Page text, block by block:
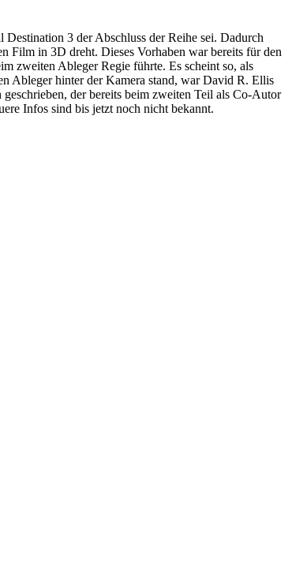
3 der Abschluss der Reihe sei. Dadurch
Film in 3D dreht. Dieses Vorhaben war bereits für den
zweiten Ableger Regie führte. Es scheint so, als
Ableger hinter der Kamera stand, war David R. Ellis
der bereits beim zweiten Teil als Co-Autor
Infos sind bis jetzt noch nicht bekannt.